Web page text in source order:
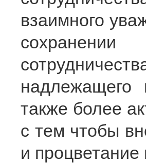
взаимного
надлежащего
также более
с тем чтобы
и